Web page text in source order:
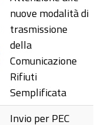
nuove modalità di
trasmissione
della
Comunicazione
Rifiuti
Semplificata
Invio per PEC